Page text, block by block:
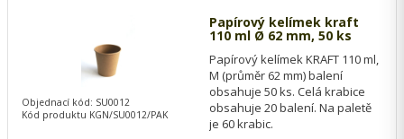
Papírový kelímek kraft
110 ml Ø 62 mm, 50 ks
Papírový kelímek KRAFT 110 ml,
M (průměr 62 mm) balení
obsahuje 50 ks. Celá krabice
obsahuje 20 balení. Na paletě
je 60 krabic.
Objednací kód: SU0012
Kód produktu KGN/SU0012/PAK